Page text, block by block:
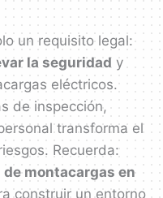
un requisito legal:
la seguridad y
eléctricos.
de inspección,
transforma el
Recuerda:
montacargas en
construir un entorno